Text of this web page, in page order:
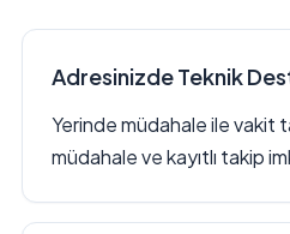
Adresinizde Teknik
Yerinde müdahale ile vakit
müdahale ve kayıtlı takip